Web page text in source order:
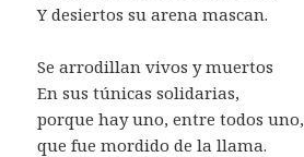
Y desiertos su arena mascan.
Se arrodillan vivos y muertos
En sus túnicas solidarias,
porque hay uno, entre todos uno,
que fue mordido de la llama.